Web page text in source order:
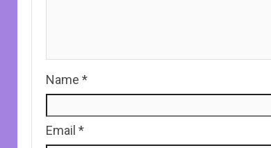
Name *
Email *